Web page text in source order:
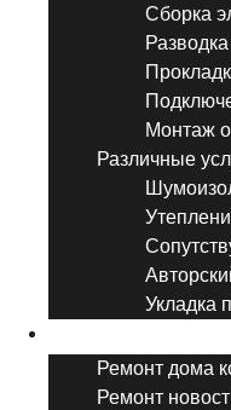
Сборка
Монтаж
Различные
Укладка
Ремонт дома
Ремонт